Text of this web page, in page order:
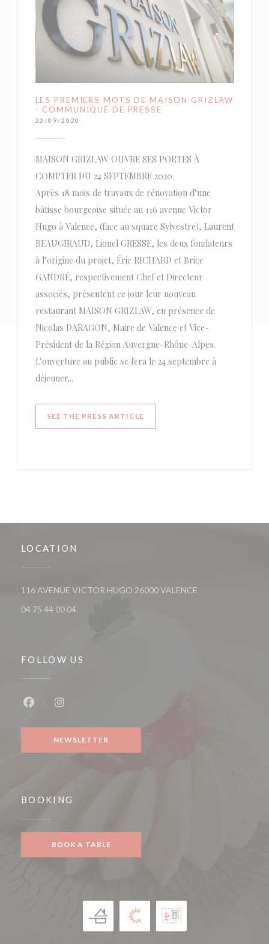
LES PREMIERS MOTS DE MAISON GRIZLAW
- COMMUNIQUÉ DE PRESSE
22/09/2020
MAISON GRIZLAW OUVRE SES PORTES À
COMPTER DU 24 SEPTEMBRE 2020.
Après 18 mois de travaux de rénovation d’une
bâtisse bourgeoise située au 116 avenue Victor
Hugo à Valence, (face au square Sylvestre), Laurent
BEAUGIRAUD, Lionel GRESSE, les deux fondateurs
à l’origine du projet, Éric RICHARD et Brice
GANDRÉ, respectivement Chef et Directeur
associés, présentent ce jour leur nouveau
restaurant MAISON GRIZLAW, en présence de
Nicolas DARAGON, Maire de Valence et Vice-
Président de la Région Auvergne-Rhône-Alpes.
L’ouverture au public se fera le 24 septembre à
déjeuner...
SEE THE PRESS ARTICLE((OPENS IN A NEW WINDOW))
LOCATION
116 AVENUE VICTOR HUGO 26000 VALENCE
04 75 44 00 04
FOLLOW US
NEWSLETTER
BOOKING
BOOK A TABLE